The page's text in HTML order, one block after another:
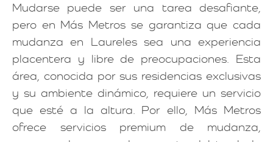
Mudarse puede ser una tarea desafiante,
pero en Más Metros se garantiza que cada
mudanza en Laureles sea una experiencia
placentera y libre de preocupaciones. Esta
área, conocida por sus residencias exclusivas
y su ambiente dinámico, requiere un servicio
que esté a la altura. Por ello, Más Metros
ofrece servicios premium de mudanza,